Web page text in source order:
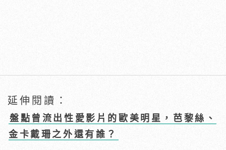
延伸閱讀：
盤點曾流出性愛影片的歐美明星，芭黎絲、
金卡戴珊之外還有誰？